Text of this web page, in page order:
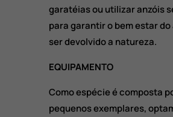
garatéias ou utilizar anzóis
para garantir o bem estar do
ser devolvido a natureza.
EQUIPAMENTO
Como espécie é composta
pequenos exemplares,